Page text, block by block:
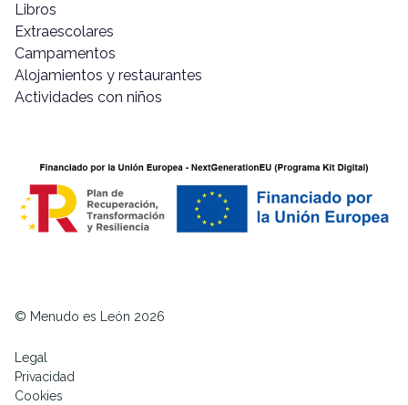
Libros
Extraescolares
Campamentos
Alojamientos y restaurantes
Actividades con niños
© Menudo es León 2026
Legal
Privacidad
Cookies